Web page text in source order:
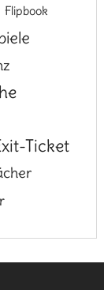
Flipbook
Ticket